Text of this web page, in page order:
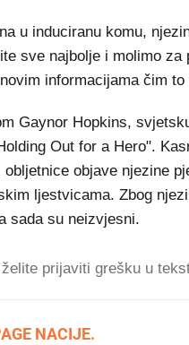
u induciranu komu,
sve najbolje i molimo
informacijama čim
Gaynor Hopkins,
Out for a Hero".
objave njezine
ljestvicama. Zbog
sada su neizvjesni.
prijaviti grešku u
NACIJE.